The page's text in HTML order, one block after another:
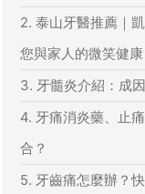
2. 泰山牙醫推薦｜
您與家人的微笑健康
3. 牙髓炎介紹：成
4. 牙痛消炎藥、止
合？
5. 牙齒痛怎麼辦？